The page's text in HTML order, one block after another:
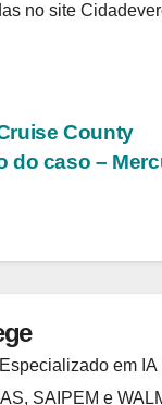
no site
County
do caso –
em
SAIPEM e